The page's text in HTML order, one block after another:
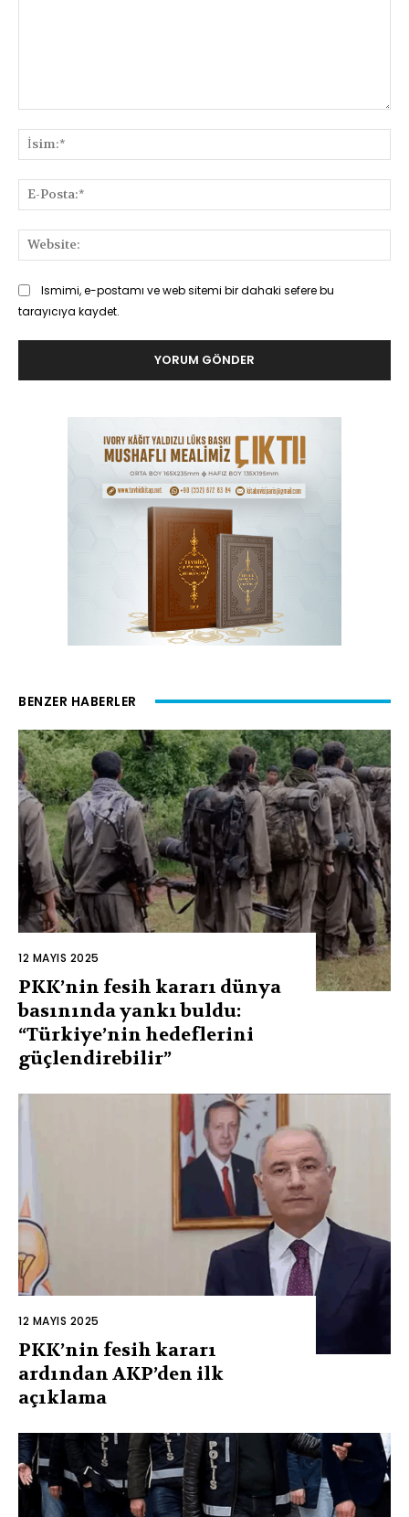
Ismimi, e-postamı ve web sitemi bir dahaki sefere bu
tarayıcıya kaydet.
BENZER HABERLER
12 MAYIS 2025
PKK’nin fesih kararı dünya
basınında yankı buldu:
“Türkiye’nin hedeflerini
güçlendirebilir”
12 MAYIS 2025
PKK’nin fesih kararı
ardından AKP’den ilk
açıklama